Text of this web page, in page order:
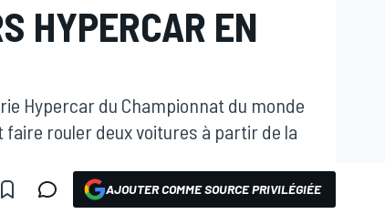
HYPERCAR EN
Hypercar du Championnat du monde
rouler deux voitures à partir de la
AJOUTER COMME SOURCE PRIVILÉGIÉE